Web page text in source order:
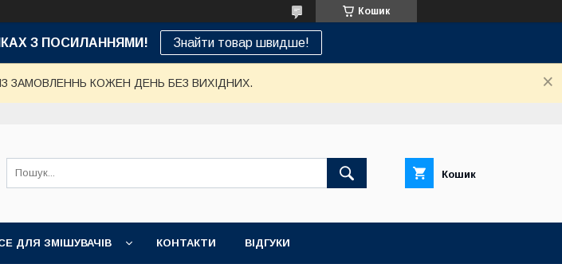
Кошик
З ПОСИЛАННЯМИ! Знайти товар швидше!
ЗАМОВЛЕННЬ КОЖЕН ДЕНЬ БЕЗ ВИХІДНИХ.
Кошик
ДЛЯ ЗМІШУВАЧІВ КОНТАКТИ ВІДГУКИ